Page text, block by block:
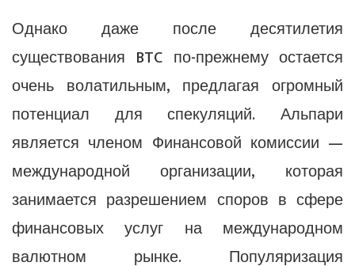
Однако даже после десятилетия
существования BTC по-прежнему остается
очень волатильным, предлагая огромный
потенциал для спекуляций. Альпари
является членом Финансовой комиссии —
международной организации, которая
занимается разрешением споров в сфере
финансовых услуг на международном
валютном рынке. Популяризация